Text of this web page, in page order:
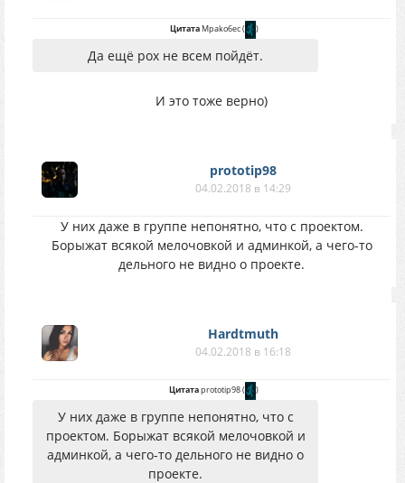
ЦитатаMpako6ec( )
Да ещё рох не всем пойдёт.
И это тоже верно)
prototip98
04.02.2018 в 14:29
У них даже в группе непонятно, что с проектом.
Борыжат всякой мелочовкой и админкой, а чего-то
дельного не видно о проекте.
Hardtmuth
04.02.2018 в 16:18
Цитатаprototip98( )
У них даже в группе непонятно, что с
проектом. Борыжат всякой мелочовкой и
админкой, а чего-то дельного не видно о
проекте.